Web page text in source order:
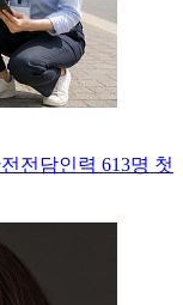
전담인력 613명 첫